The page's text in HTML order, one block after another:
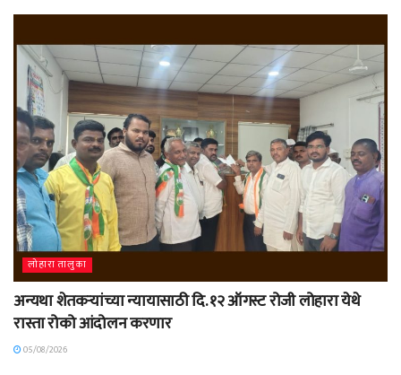
लोहारा तालुका
अन्यथा शेतकऱ्यांच्या न्यायासाठी दि. १२ ऑगस्ट रोजी लोहारा येथे
रास्ता रोको आंदोलन करणार
05/08/2026